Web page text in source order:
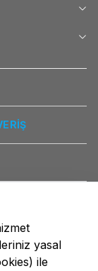
yasal
ile